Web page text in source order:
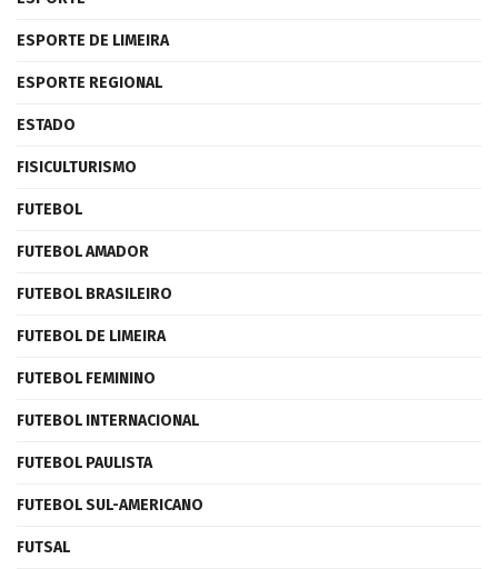
ESPORTE DE LIMEIRA
ESPORTE REGIONAL
ESTADO
FISICULTURISMO
FUTEBOL
FUTEBOL AMADOR
FUTEBOL BRASILEIRO
FUTEBOL DE LIMEIRA
FUTEBOL FEMININO
FUTEBOL INTERNACIONAL
FUTEBOL PAULISTA
FUTEBOL SUL-AMERICANO
FUTSAL